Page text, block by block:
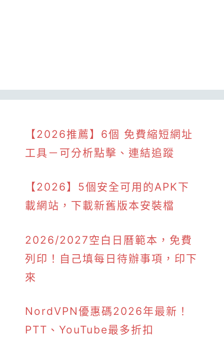
【2026推薦】6個 免費縮短網址
工具－可分析點擊、連結追蹤
【2026】5個安全可用的APK下
載網站，下載新舊版本安裝檔
2026/2027空白日曆範本，免費
列印！自己填每日待辦事項，印下
來
NordVPN優惠碼2026年最新！
PTT、YouTube最多折扣